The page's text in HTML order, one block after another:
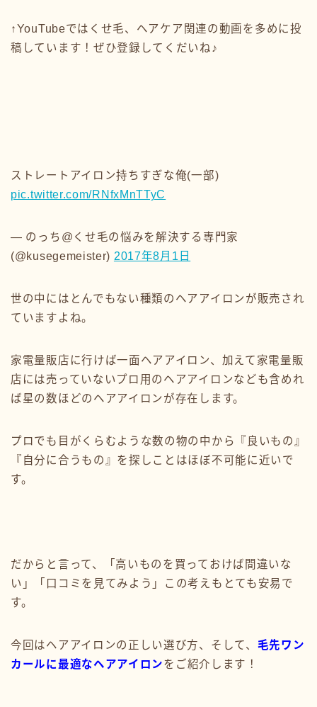
↑YouTubeではくせ毛、ヘアケア関連の動画を多めに投
稿しています！ぜひ登録してくだいね♪
ストレートアイロン持ちすぎな俺(一部)
pic.twitter.com/RNfxMnTTyC
— のっち@くせ毛の悩みを解決する専門家
(@kusegemeister) 2017年8月1日
世の中にはとんでもない種類のヘアアイロンが販売され
ていますよね。
家電量販店に行けば一面ヘアアイロン、加えて家電量販
店には売っていないプロ用のヘアアイロンなども含めれ
ば星の数ほどのヘアアイロンが存在します。
プロでも目がくらむような数の物の中から『良いもの』
『自分に合うもの』を探しことはほぼ不可能に近いで
す。
だからと言って、「高いものを買っておけば間違いな
い」「口コミを見てみよう」この考えもとても安易で
す。
今回はヘアアイロンの正しい選び方、そして、 毛先ワン
カールに最適なヘアアイロンをご紹介します！